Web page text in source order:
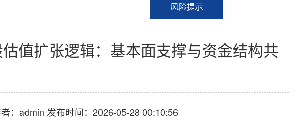
风险提示
估值扩张逻辑：基本面支撑与资金结构共
：admin 发布时间：2026-05-28 00:10:56